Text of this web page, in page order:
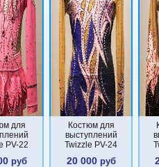
для
PV-22
руб
Костюм для
выступлений
Twizzle PV-24
20 000руб